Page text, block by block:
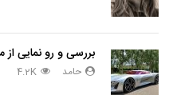
بررسی و رو نمایی از
حامد 4.2K